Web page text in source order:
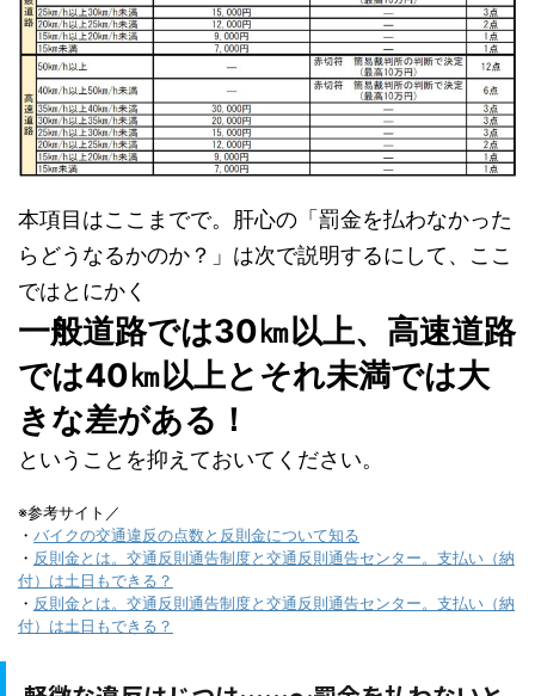
本項目はここまでで。肝心の「罰金を払わなかった
らどうなるかのか？」は次で説明するにして、ここ
ではとにかく
一般道路では30㎞以上、高速道路
では40㎞以上とそれ未満では大
きな差がある！
ということを抑えておいてください。
※参考サイト／
・ バイクの交通違反の点数と反則金について知る
・ 反則金とは。交通反則通告制度と交通反則通告センター。支払い（納
付）は土日もできる？
・ 反則金とは。交通反則通告制度と交通反則通告センター。支払い（納
付）は土日もできる？